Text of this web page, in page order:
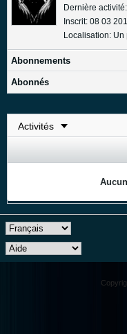
Dernière
Inscrit: 08 03
Localisation:
Abonnements
Abonnés